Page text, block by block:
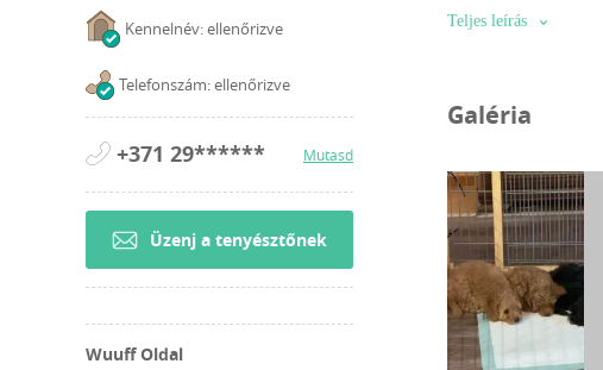
Kennelnév: ellenőrizve
Telefonszám: ellenőrizve
+371 29****** Mutasd
Üzenj a tenyésztőnek
Wuuff Oldal
Teljes leírás
Galéria